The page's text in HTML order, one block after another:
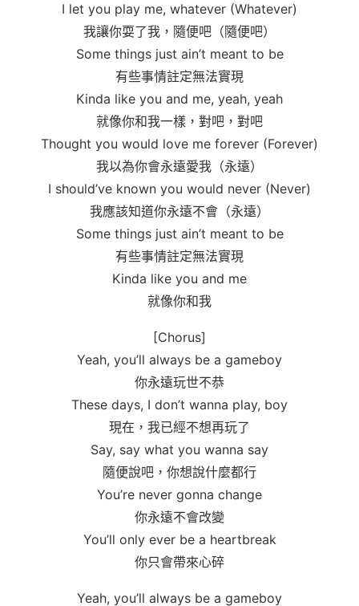
I let you play me, whatever (Whatever)
我讓你耍了我，隨便吧（隨便吧）
Some things just ain’t meant to be
有些事情註定無法實現
Kinda like you and me, yeah, yeah
就像你和我一樣，對吧，對吧
Thought you would love me forever (Forever)
我以為你會永遠愛我（永遠）
I should’ve known you would never (Never)
我應該知道你永遠不會（永遠）
Some things just ain’t meant to be
有些事情註定無法實現
Kinda like you and me
就像你和我
[Chorus]
Yeah, you’ll always be a gameboy
你永遠玩世不恭
These days, I don’t wanna play, boy
現在，我已經不想再玩了
Say, say what you wanna say
隨便說吧，你想說什麼都行
You’re never gonna change
你永遠不會改變
You’ll only ever be a heartbreak
你只會帶來心碎
Yeah, you’ll always be a gameboy